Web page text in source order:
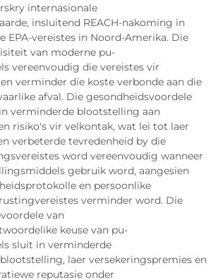
internasionale
insluitend REACH-nakoming in
EPA-vereistes in Noord-Amerika. Die
van moderne pu-
vereenvoudig die vereistes vir
verminder die koste verbonde aan die
afval. Die gesondheidsvoordele
verminderde blootstelling aan
risiko's vir velkontak, wat lei tot laer
verbeterde tevredenheid by die
word vereenvoudig wanneer
gebruik word, aangesien
en persoonlike
verminder word. Die
van
keuse van pu-
sluit in verminderde
laer versekeringspremies en
reputasie onder